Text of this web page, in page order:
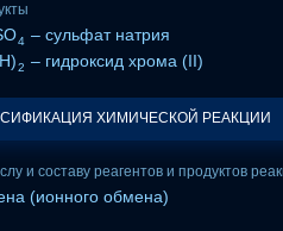
4 – сульфат натрия
2 – гидроксид хрома (II)
ХИМИЧЕСКОЙ РЕАКЦИИ
и составу реагентов и продуктов
(ионного обмена)